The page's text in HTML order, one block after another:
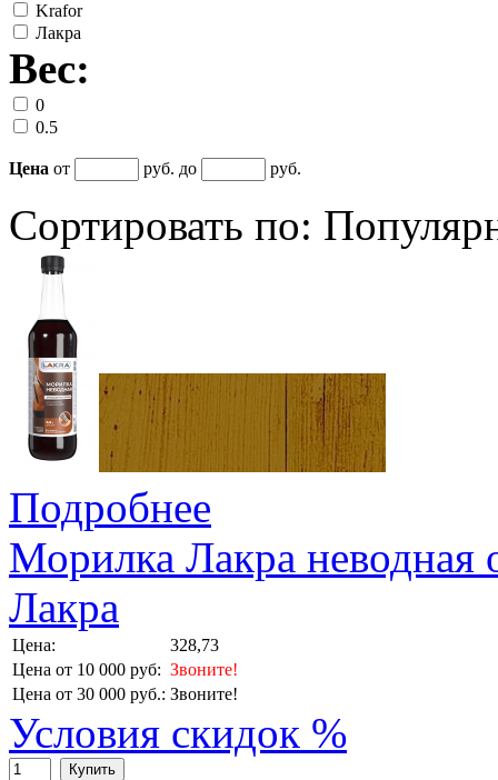
Krafor
Лакра
Вес:
0
0.5
Цена от руб. до руб.
Сортировать по:
Подробнее
Морилка Лакра неводная
Лакра
Цена:
328,73
Цена от 10 000 руб: Звоните!
Цена от 30 000 руб.: Звоните!
Условия скидок %
Купить